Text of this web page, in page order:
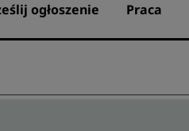
ogłoszenie Praca